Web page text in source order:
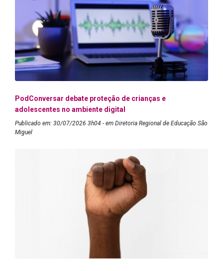
PodConversar debate proteção de crianças e
adolescentes no ambiente digital
Publicado em: 30/07/2026 3h04 - em Diretoria Regional de Educação São
Miguel